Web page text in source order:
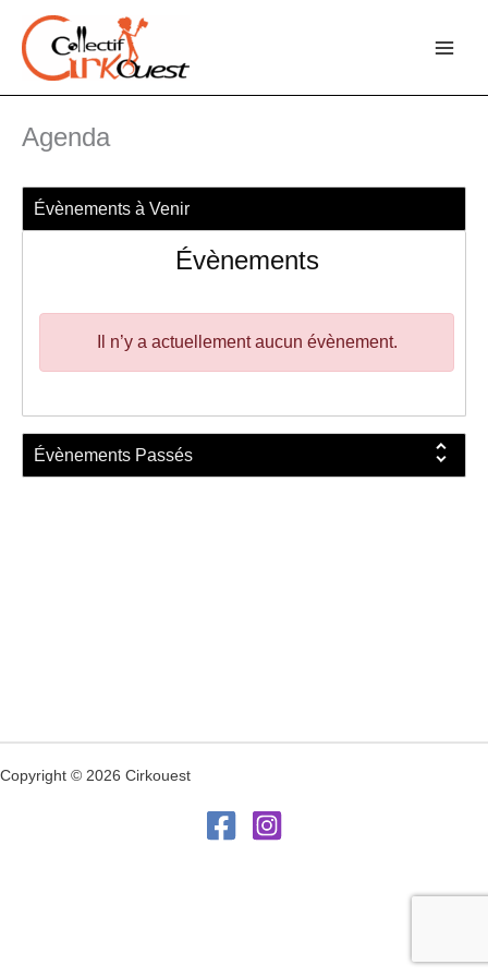
contenu
Agenda
Évènements à Venir
Évènements
Il n’y a actuellement aucun évènement.
Évènements Passés
Copyright © 2026 Cirkouest